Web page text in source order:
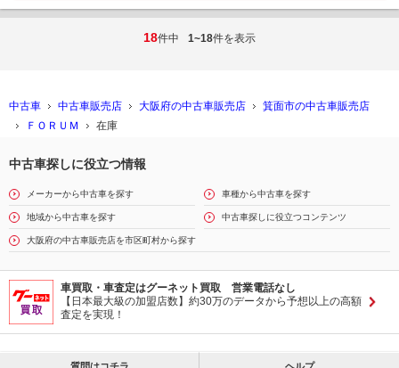
18件中 1~18件を表示
中古車 中古車販売店 大阪府の中古車販売店
箕面市の中古車販売店
ＦＯＲＵＭ
在庫
中古車探しに役立つ情報
メーカーから中古車を探す 車種から中古車を探す
地域から中古車を探す 中古車探しに役立つコンテンツ
大阪府の中古車販売店を市区町村から探す
車買取・車査定はグーネット買取 営業電話なし
【日本最大級の加盟店数】約30万のデータから予想以上の高額
査定を実現！